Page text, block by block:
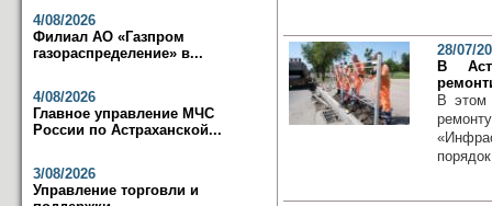
4/08/2026
Филиал АО «Газпром
газораспределение» в...
4/08/2026
Главное управление МЧС
России по Астраханской...
3/08/2026
Управление торговли и
28/07/
В
В этом